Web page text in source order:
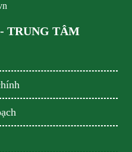
TRUNG TÂM